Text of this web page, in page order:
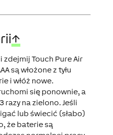
↑
Touch Pure Air
są włożone z tyłu
i włóż nowe.
się ponownie, a
razy na zielono. Jeśli
lub świecić (słabo)
że baterie są